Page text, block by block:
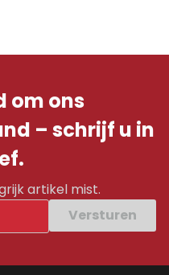
om ons
– schrijf u in
artikel mist.
Versturen